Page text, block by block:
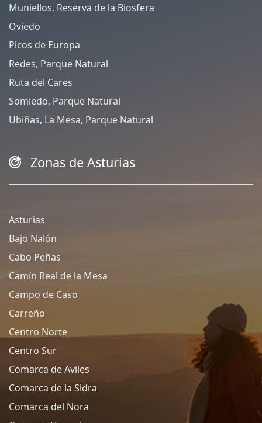
Muniellos, Reserva de la Biosfera
Oviedo
Picos de Europa
Redes, Parque Natural
Ruta del Cares
Somiedo, Parque Natural
Ubiñas, La Mesa, Parque Natural
Zonas de Asturias
Asturias
Bajo Nalón
Cabo Peñas
Camín Real de la Mesa
Campo de Caso
Carreño
Centro Norte
Centro Sur
Comarca de Aviles
Comarca de la Sidra
Comarca del Nora